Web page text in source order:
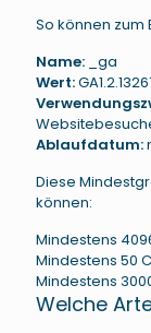
So können
Name: _ga
Wert:
Ablaufdatum:
Diese
können:
Mindestens
Mindestens 50
Mindestens
Welche